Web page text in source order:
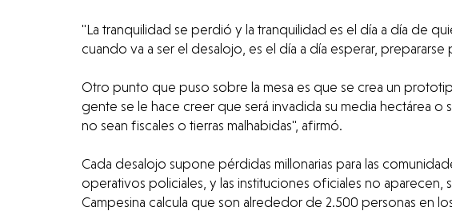
"La tranquilidad se perdió y la tranquilidad es el día a día de
cuando va a ser el desalojo, es el día a día esperar,
Otro punto que puso sobre la mesa es que se crea un
gente se le hace creer que será invadida su media hectárea
no sean fiscales o tierras malhabidas", afirmó.
Cada desalojo supone pérdidas millonarias para las
operativos policiales, y las instituciones oficiales no aparecen,
Campesina calcula que son alrededor de 2.500 personas en